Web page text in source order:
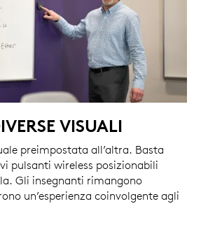
VISUALI
preimpostata all’altra. Basta
pulsanti wireless posizionabili
Gli insegnanti rimangono
un’esperienza coinvolgente agli